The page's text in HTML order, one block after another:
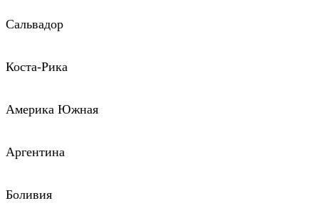
Сальвадор
Коста-Рика
Америка Южная
Аргентина
Боливия